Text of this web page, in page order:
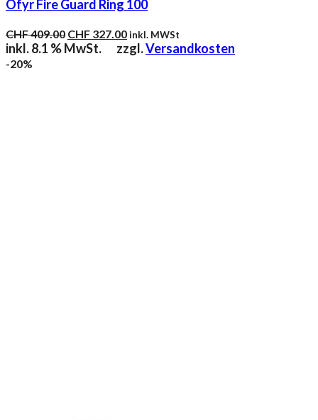
Ofyr Fire Guard Ring 100
CHF409.00 Ursprünglicher
Preis
CHF 327.00Aktueller
Preis
ist:
inkl. MWSt
inkl. 8.1 % MwSt. zzgl.Versandkosten
-20%